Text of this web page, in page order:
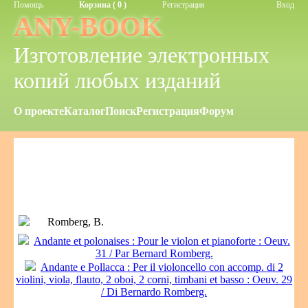
Помощь Корзина ( 0 ) Регистрация Вход
ANY-BOOK
Изготовление электронных
копий любых изданий
О проектеКаталогПоискРегистрацияФорум
Romberg, B.
Andante et polonaises : Pour le violon et pianoforte : Oeuv.
31 / Par Bernard Romberg.
Andante e Pollaсca : Per il violoncello con accomp. di 2
violini, viola, flauto, 2 oboi, 2 corni, timbani et basso : Oeuv. 29
/ Di Bernardo Romberg.